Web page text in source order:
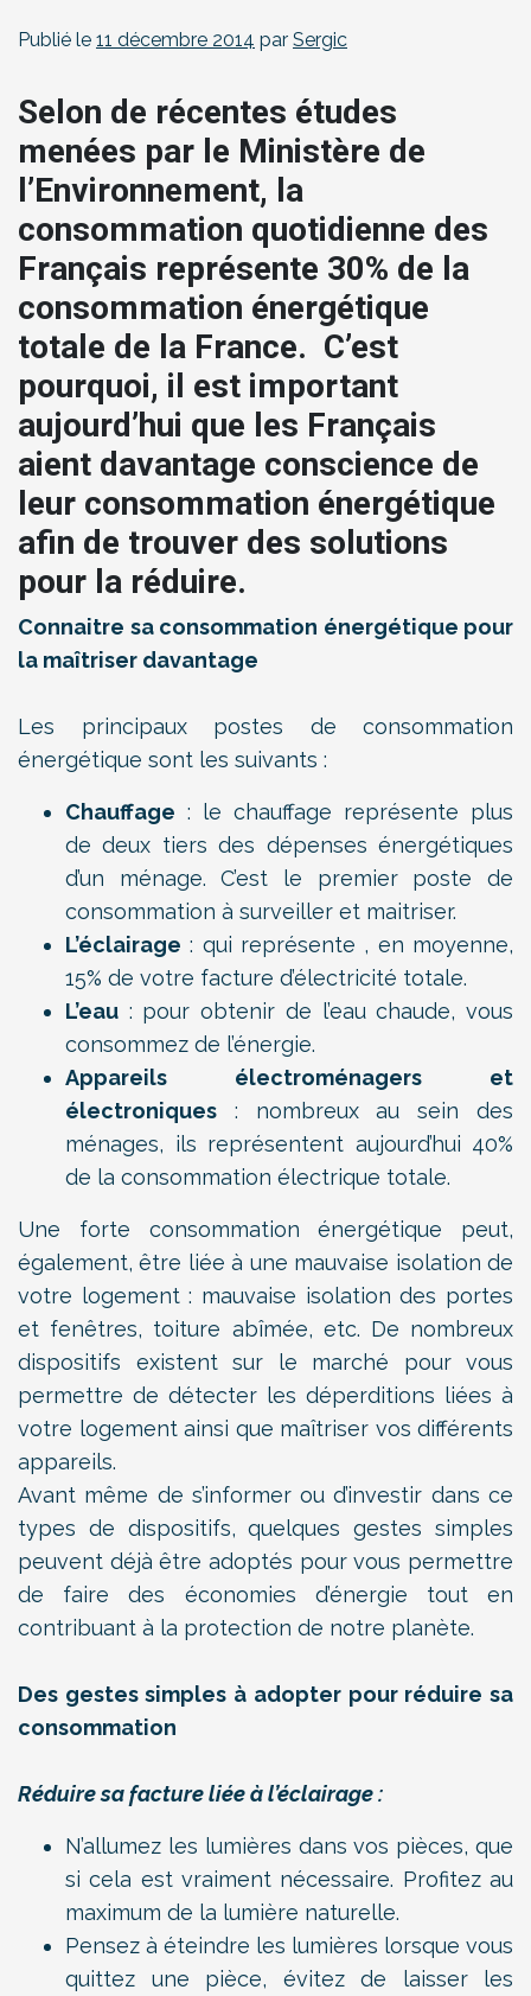
Publié le 11 décembre 2014 par Sergic
Selon de récentes études
menées par le Ministère de
l’Environnement, la
consommation quotidienne des
Français représente 30% de la
consommation énergétique
totale de la France. C’est
pourquoi, il est important
aujourd’hui que les Français
aient davantage conscience de
leur consommation énergétique
afin de trouver des solutions
pour la réduire.
Connaitre sa consommation énergétique pour
la maîtriser davantage
Les principaux postes de consommation
énergétique sont les suivants :
Chauffage : le chauffage représente plus
de deux tiers des dépenses énergétiques
d’un ménage. C’est le premier poste de
consommation à surveiller et maitriser.
L’éclairage : qui représente , en moyenne,
15% de votre facture d’électricité totale.
L’eau : pour obtenir de l’eau chaude, vous
consommez de l’énergie.
Appareils électroménagers et
électroniques : nombreux au sein des
ménages, ils représentent aujourd’hui 40%
de la consommation électrique totale.
Une forte consommation énergétique peut,
également, être liée à une mauvaise isolation de
votre logement : mauvaise isolation des portes
et fenêtres, toiture abîmée, etc. De nombreux
dispositifs existent sur le marché pour vous
permettre de détecter les déperditions liées à
votre logement ainsi que maîtriser vos différents
appareils.
Avant même de s’informer ou d’investir dans ce
types de dispositifs, quelques gestes simples
peuvent déjà être adoptés pour vous permettre
de faire des économies d’énergie tout en
contribuant à la protection de notre planète.
Des gestes simples à adopter pour réduire sa
consommation
Réduire sa facture liée à l’éclairage :
N’allumez les lumières dans vos pièces, que
si cela est vraiment nécessaire. Profitez au
maximum de la lumière naturelle.
Pensez à éteindre les lumières lorsque vous
quittez une pièce, évitez de laisser les